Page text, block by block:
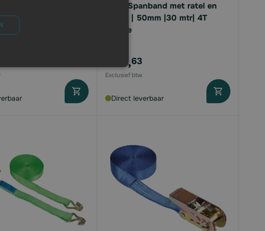
|10 mtr | 5T |
Kerbl Spanband met ratel en
haken | 50mm |30 mtr| 4T
|oranje
€23,63
Direct leverbaar